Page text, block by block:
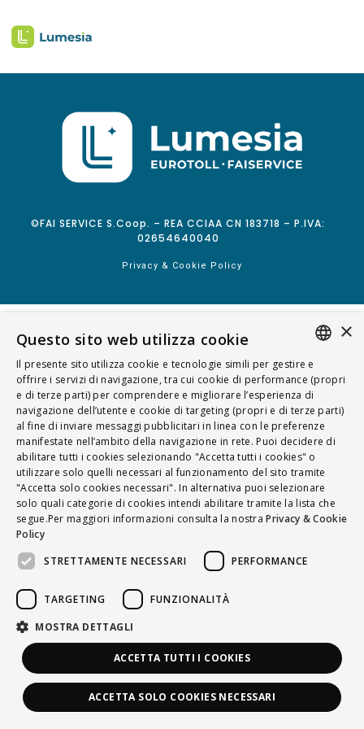
©FAI SERVICE S.Coop. – REA CCIAA CN 183718 – P.IVA:
02654640040
Privacy & Cookie Policy
ITALIAN
ENGLISH
FRENCH
HUNGARIAN
DEUTSCH
POLSKI
PORTUGUÊS
×
Questo sito web utilizza cookie
Il presente sito utilizza cookie e tecnologie simili per gestire e
offrire i servizi di navigazione, tra cui cookie di performance (propri
e di terze parti) per comprendere e migliorare l’esperienza di
navigazione dell’utente e cookie di targeting (propri e di terze parti)
al fine di inviare messaggi pubblicitari in linea con le preferenze
manifestate nell’ambito della navigazione in rete. Puoi decidere di
abilitare tutti i cookies selezionando "Accetta tutti i cookies" o
utilizzare solo quelli necessari al funzionamento del sito tramite
"Accetta solo cookies necessari". In alternativa puoi selezionare
solo quali categorie di cookies intendi abilitare tramite la lista che
segue.Per maggiori informazioni consulta la nostra Privacy & Cookie
Policy
STRETTAMENTE NECESSARI
PERFORMANCE
TARGETING FUNZIONALITÀ
MOSTRA DETTAGLI
ACCETTA TUTTI I COOKIES
ACCETTA SOLO COOKIES NECESSARI